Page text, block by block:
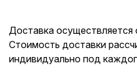
Доставка
Стоимость доставки
индивидуально под